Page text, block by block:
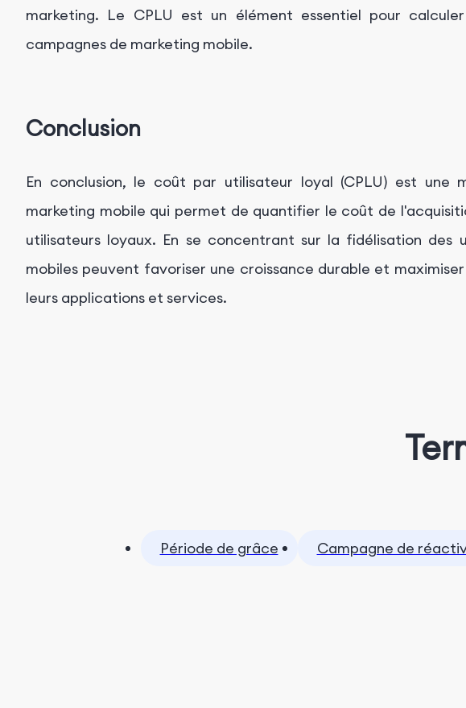
marketing. Le CPLU est un élément essentiel pour
campagnes de marketing mobile.
Conclusion
En conclusion, le coût par utilisateur loyal (CPLU) est une
marketing mobile qui permet de quantifier le coût de
utilisateurs loyaux. En se concentrant sur la fidélisation des
mobiles peuvent favoriser une croissance durable et
leurs applications et services.
Période de grâce Campagne de